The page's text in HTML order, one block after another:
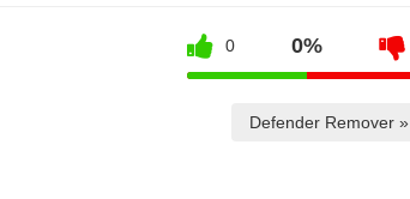
0 0%
Defender Remover »